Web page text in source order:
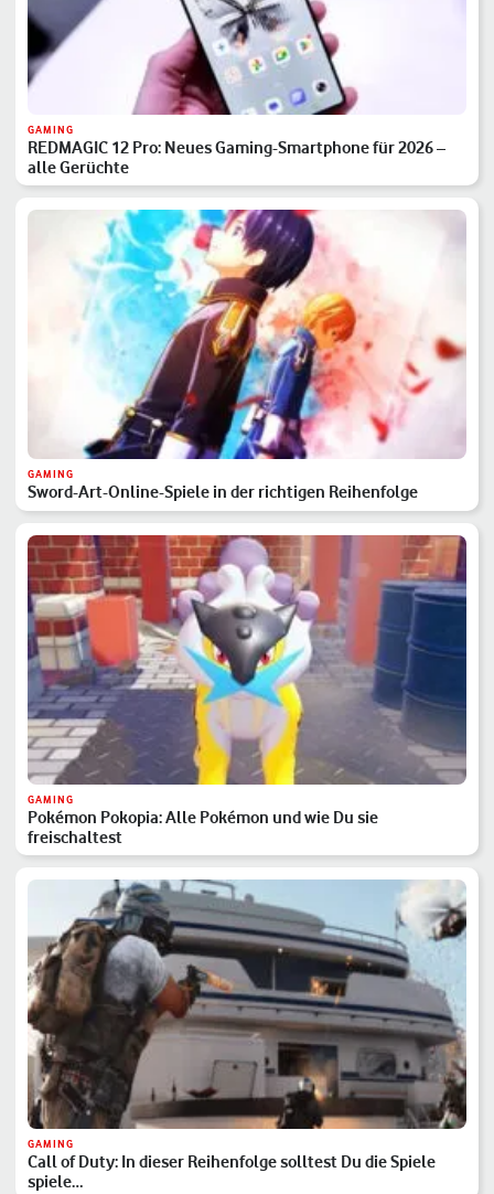
GAMING
REDMAGIC 12 Pro: Neues Gaming-Smartphone für 2026 –
alle Gerüchte
GAMING
Sword-Art-Online-Spiele in der richtigen Reihenfolge
GAMING
Pokémon Pokopia: Alle Pokémon und wie Du sie
freischaltest
GAMING
Call of Duty: In dieser Reihenfolge solltest Du die Spiele
spiele…